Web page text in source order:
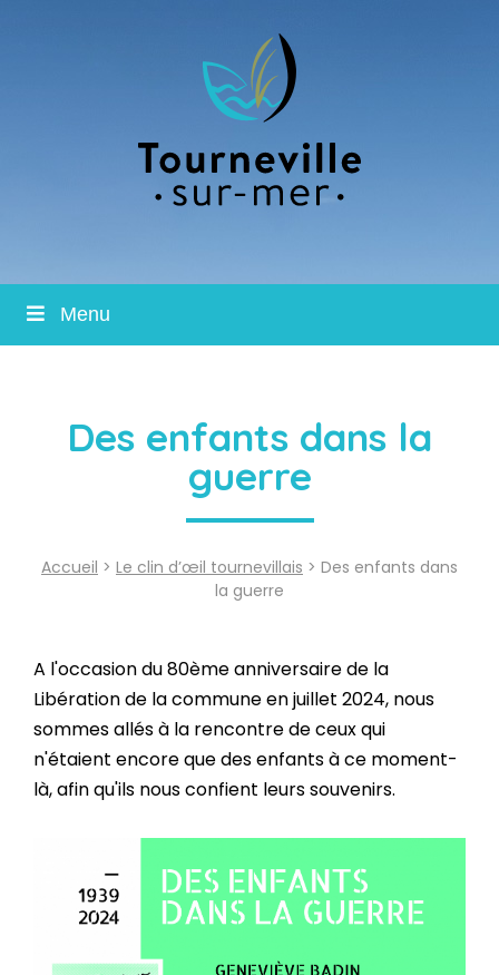
Menu
Des enfants dans la
guerre
Accueil > Le clin d’œil tournevillais > Des enfants dans
la guerre
A l'occasion du 80ème anniversaire de la
Libération de la commune en juillet 2024, nous
sommes allés à la rencontre de ceux qui
n'étaient encore que des enfants à ce moment-
là, afin qu'ils nous confient leurs souvenirs.